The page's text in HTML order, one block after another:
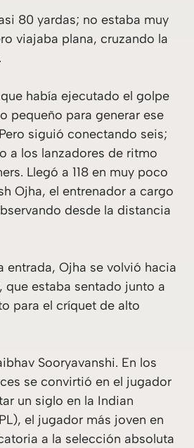
80 yardas; no estaba muy
viajaba plana, cruzando la
que había ejecutado el golpe
pequeño para generar ese
siguió conectando seis;
a los lanzadores de ritmo
Llegó a 118 en muy poco
Ojha, el entrenador a cargo
desde la distancia
entrada, Ojha se volvió hacia
que estaba sentado junto a
para el críquet de alto
Sooryavanshi. En los
se convirtió en el jugador
un siglo en la Indian
el jugador más joven en
a la selección absoluta